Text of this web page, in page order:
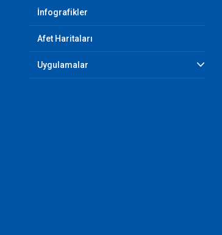
İnfografikler
Afet Haritaları
Uygulamalar